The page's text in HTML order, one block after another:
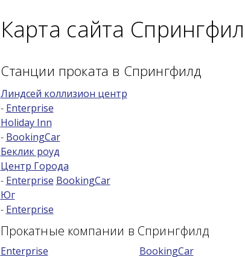
Карта сайта
Станции проката в Спрингфилд
Линдсей коллизион центр
- Enterprise
Holiday Inn
- BookingCar
Беклик роуд
Центр Города
- Enterprise BookingCar
Юг
- Enterprise
Прокатные компании в Спрингфилд
Enterprise BookingCar